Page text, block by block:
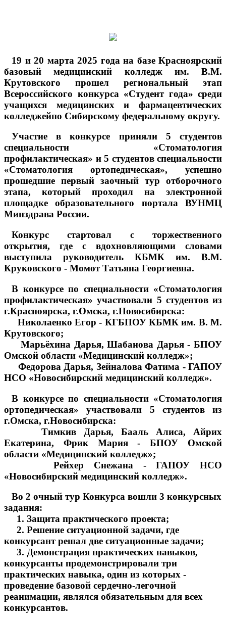
19 и 20 марта 2025 года на базе Красноярский
базовый медицинский колледж им. В.М.
Крутовского прошел региональный этап
Всероссийского конкурса «Студент года» среди
учащихся медицинских и фармацевтических
колледжейпо Сибирскому федеральному округу.
Участие в конкурсе приняли 5 студентов
специальности «Стоматология
профилактическая» и 5 студентов специальности
«Стоматология ортопедическая», успешно
прошедшие первый заочный тур отборочного
этапа, который проходил на электронной
площадке образовательного портала ВУНМЦ
Минздрава России.
Конкурс стартовал с торжественного
открытия, где с вдохновляющими словами
выступила руководитель КБМК им. В.М.
Круковского - Момот Татьяна Георгиевна.
В конкурсе по специальности «Стоматология
профилактическая» участвовали 5 студентов из
г.Красноярска, г.Омска, г.Новосибирска:
Николаенко Егор - КГБПОУ КБМК им. В. М.
Крутовского;
Марьёхина Дарья, Шабанова Дарья - БПОУ
Омской области «Медицинский колледж»;
Федорова Дарья, Зейналова Фатима - ГАПОУ
НСО «Новосибирский медицинский колледж».
В конкурсе по специальности «Стоматология
ортопедическая» участвовали 5 студентов из
г.Омска, г.Новосибирска:
Тимкив Дарья, Бааль Алиса, Айрих
Екатерина, Фрик Мария - БПОУ Омской
области «Медицинский колледж»;
Рейхер Снежана - ГАПОУ НСО
«Новосибирский медицинский колледж».
Во 2 очный тур Конкурса вошли 3 конкурсных
задания:
1. Защита практического проекта;
2. Решение ситуационной задачи, где
конкурсант решал две ситуационные задачи;
3. Демонстрация практических навыков,
конкурсанты продемонстрировали три
практических навыка, один из которых -
проведение базовой сердечно-легочной
реанимации, являлся обязательным для всех
конкурсантов.